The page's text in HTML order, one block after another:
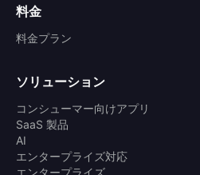
料金
料金プラン
ソリューション
コンシューマー向けアプリ
SaaS 製品
AI
エンタープライズ対応
エンタープライズ